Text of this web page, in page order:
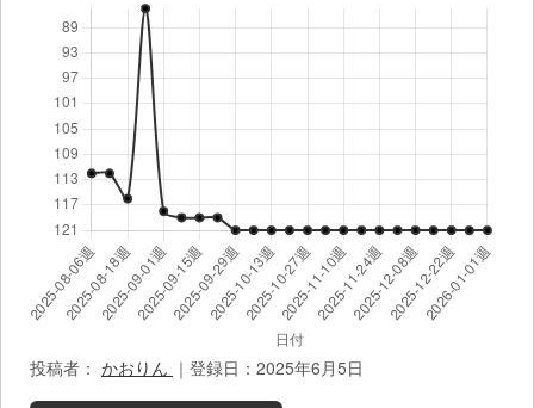
投稿者： かおりん ｜登録日：2025年6月5日